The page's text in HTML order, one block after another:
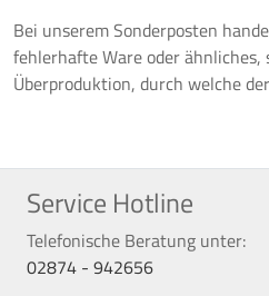
Bei unserem Sonderposten
fehlerhafte Ware oder
Überproduktion, durch welche
Service Hotline
Telefonische Beratung unter:
02874 - 942656